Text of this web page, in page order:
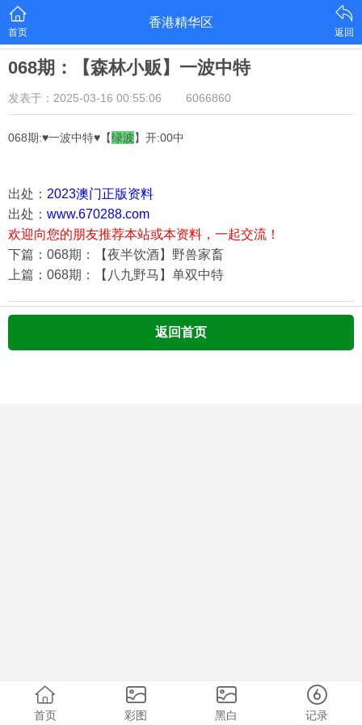
首页
香港精华区
返回
068期：【森林小贩】一波中特
发表于：2025-03-16 00:55:06 6066860
068期:♥一波中特♥【绿波】开:00中
出处： 2023澳门正版资料
出处： www.670288.com
欢迎向您的朋友推荐本站或本资料，一起交流！
下篇：068期：【夜半饮酒】野兽家畜
上篇：068期：【八九野马】单双中特
返回首页
首页 彩图 黑白 记录